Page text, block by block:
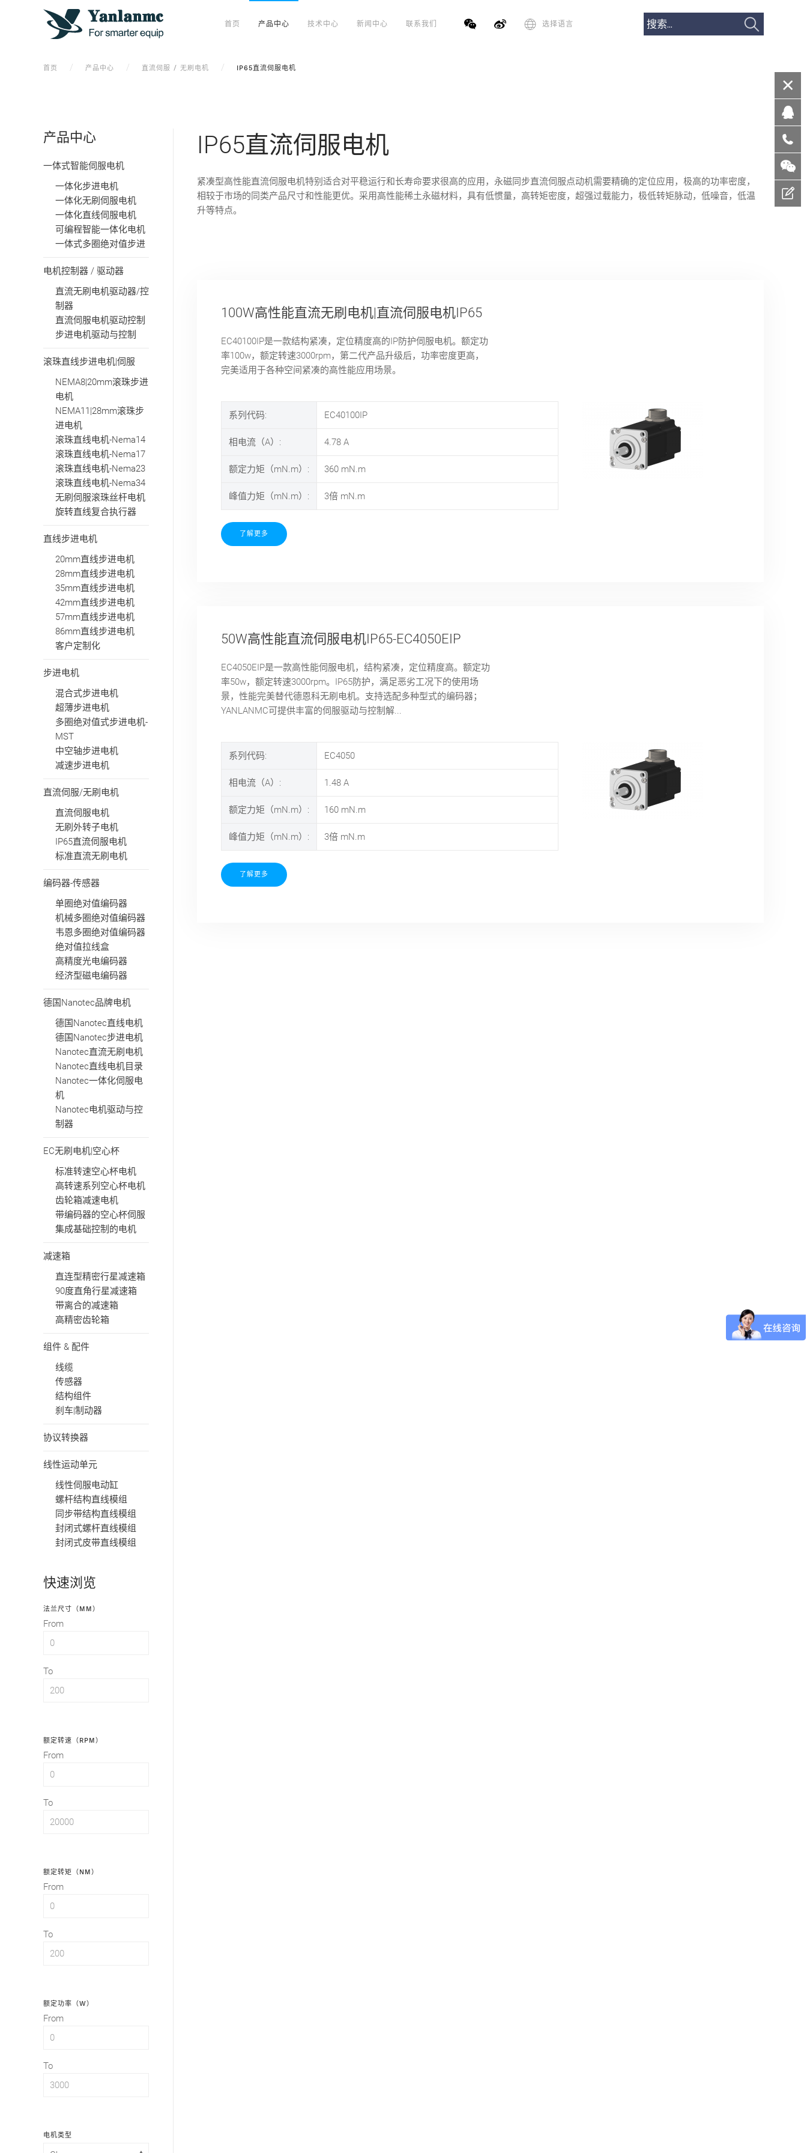
首页 产品中心 技术中心 新闻中心 联系我们 选择语言
首页 产品中心 直流伺服 / 无刷电机 IP65直流伺服电机
IP65直流伺服电机
紧凑型高性能直流伺服电机特别适合对平稳运行和长寿命要求很高的应用，永磁同步直流伺服点动机需要精确的定位应用，极高的功率密度，
相较于市场的同类产品尺寸和性能更优。采用高性能稀土永磁材料，具有低惯量，高转矩密度，超强过载能力，极低转矩脉动，低噪音，低温
升等特点。
100W高性能直流无刷电机|直流伺服电机IP65
EC40100IP是一款结构紧凑，定位精度高的IP防护伺服电机。额定功
率100w，额定转速3000rpm，第二代产品升级后，功率密度更高，
完美适用于各种空间紧凑的高性能应用场景。
系列代码: EC40100IP
相电流（A）: 4.78 A
额定力矩（mN.m）: 360 mN.m
峰值力矩（mN.m）: 3倍 mN.m
了解更多
50W高性能直流伺服电机IP65-EC4050EIP
EC4050EIP是一款高性能伺服电机，结构紧凑，定位精度高。额定功
率50w，额定转速3000rpm。IP65防护，满足恶劣工况下的使用场
景，性能完美替代德恩科无刷电机。支持选配多种型式的编码器；
YANLANMC可提供丰富的伺服驱动与控制解...
系列代码: EC4050
相电流（A）: 1.48 A
额定力矩（mN.m）: 160 mN.m
峰值力矩（mN.m）: 3倍 mN.m
了解更多
产品中心
一体式智能伺服电机
一体化步进电机
一体化无刷伺服电机
一体化直线伺服电机
可编程智能一体化电机
一体式多圈绝对值步进
电机控制器 / 驱动器
直流无刷电机驱动器/控
制器
直流伺服电机驱动控制
步进电机驱动与控制
滚珠直线步进电机|伺服
NEMA8|20mm滚珠步进
电机
NEMA11|28mm滚珠步
进电机
滚珠直线电机-Nema14
滚珠直线电机-Nema17
滚珠直线电机-Nema23
滚珠直线电机-Nema34
无刷伺服滚珠丝杆电机
旋转直线复合执行器
直线步进电机
20mm直线步进电机
28mm直线步进电机
35mm直线步进电机
42mm直线步进电机
57mm直线步进电机
86mm直线步进电机
客户定制化
步进电机
混合式步进电机
超薄步进电机
多圈绝对值式步进电机-
MST
中空轴步进电机
减速步进电机
直流伺服/无刷电机
直流伺服电机
无刷外转子电机
IP65直流伺服电机
标准直流无刷电机
编码器-传感器
单圈绝对值编码器
机械多圈绝对值编码器
韦恩多圈绝对值编码器
绝对值拉线盒
高精度光电编码器
经济型磁电编码器
德国Nanotec品牌电机
德国Nanotec直线电机
德国Nanotec步进电机
Nanotec直流无刷电机
Nanotec直线电机目录
Nanotec一体化伺服电
机
Nanotec电机驱动与控
制器
EC无刷电机|空心杯
标准转速空心杯电机
高转速系列空心杯电机
齿轮箱减速电机
带编码器的空心杯伺服
集成基础控制的电机
减速箱
直连型精密行星减速箱
90度直角行星减速箱
带离合的减速箱
高精密齿轮箱
组件 & 配件
线缆
传感器
结构组件
刹车|制动器
协议转换器
线性运动单元
线性伺服电动缸
螺杆结构直线模组
同步带结构直线模组
封闭式螺杆直线模组
封闭式皮带直线模组
快速浏览
法兰尺寸（MM）
From
To
额定转速（RPM）
From
To
额定转矩（NM）
From
To
额定功率（W）
From
To
电机类型